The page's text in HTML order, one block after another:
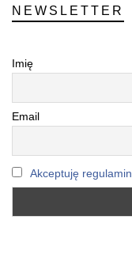
NEWSLETTER
Imię
Email
Akceptuję regulamin